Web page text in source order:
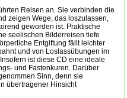
Reisen an. Sie verbinden die
zeigen Wege, das loszulassen,
geworden ist. Praktische
seelischen Bilderreisen tiefe
Entgiftung fällt leichter
und von Loslassübungen im
ist diese CD eine ideale
und Fastenkuren. Darüber
Sinn, denn sie
übertragener Hinsicht